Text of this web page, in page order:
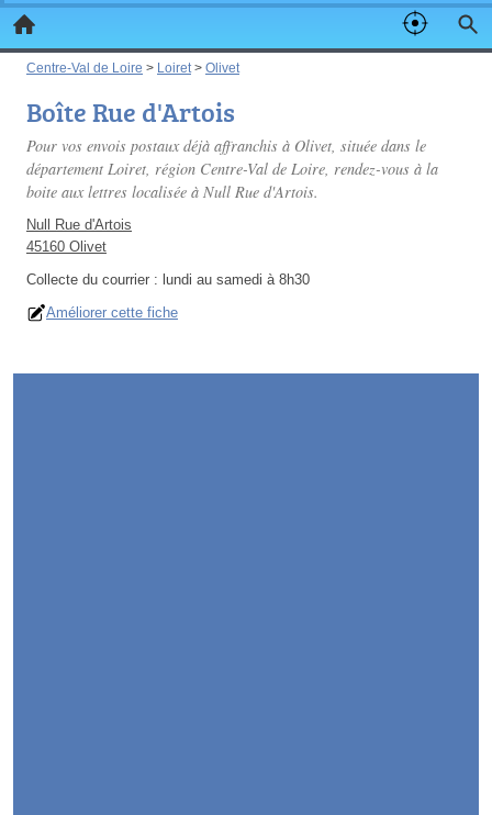
Centre-Val de Loire > Loiret > Olivet
Boîte Rue d'Artois
Pour vos envois postaux déjà affranchis à Olivet, située dans le
département Loiret, région Centre-Val de Loire, rendez-vous à la
boite aux lettres localisée à Null Rue d'Artois.
Null Rue d'Artois
45160 Olivet
Collecte du courrier : lundi au samedi à 8h30
Améliorer cette fiche